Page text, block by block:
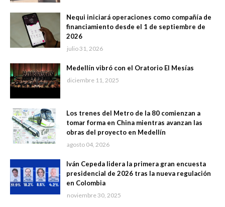
Nequi iniciará operaciones como compañía de
financiamiento desde el 1 de septiembre de
2026
julio 31, 2026
Medellín vibró con el Oratorio El Mesías
diciembre 11, 2025
Los trenes del Metro de la 80 comienzan a
tomar forma en China mientras avanzan las
obras del proyecto en Medellín
agosto 04, 2026
Iván Cepeda lidera la primera gran encuesta
presidencial de 2026 tras la nueva regulación
en Colombia
noviembre 30, 2025